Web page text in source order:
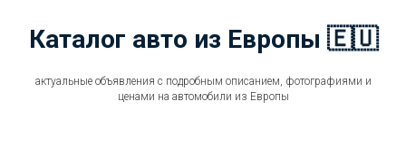
Каталог авто из Европы 🇪🇺
актуальные объявления с подробным описанием, фотографиями и
ценами на автомобили из Европы